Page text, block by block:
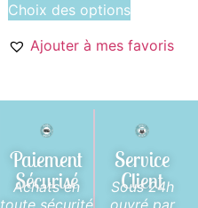
Choix des options
Ajouter à mes favoris
Paiement
Sécurisé
Achats en
Service
Client
Sous 24h